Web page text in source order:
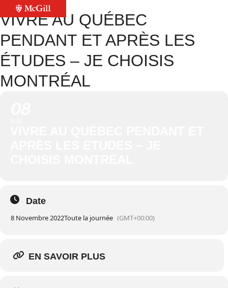
VIVRE AU QUÉBEC
PENDANT ET APRÈS LES
ÉTUDES – JE CHOISIS
MONTRÉAL
Date
8 Novembre 2022Toute la journée (GMT+00:00)
EN SAVOIR PLUS